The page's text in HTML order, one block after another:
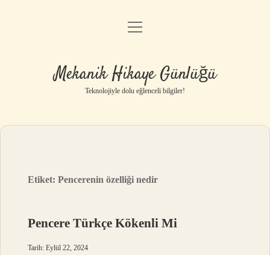
Anasayfa
Yasal Uyarı
menüyü
Mekanik Hikaye Günlüğü
Teknolojiyle dolu eğlenceli bilgiler!
Etiket:Pencerenin özelliği nedir
Pencere Türkçe Kökenli Mi
Tarih: Eylül 22, 2024